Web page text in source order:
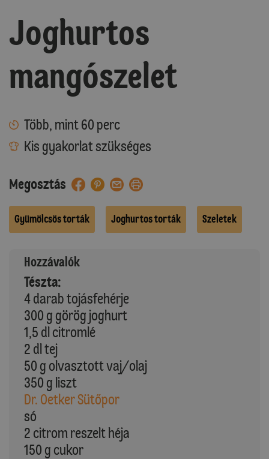
Joghurtos
mangószelet
Több, mint 60 perc
Kis gyakorlat szükséges
Megosztás
Gyümölcsös torták Joghurtos torták Szeletek
Hozzávalók
Tészta:
4 darab tojásfehérje
300 g görög joghurt
1,5 dl citromlé
2 dl tej
50 g olvasztott vaj/olaj
350 g liszt
Dr. Oetker Sütőpor
só
2 citrom reszelt héja
150 g cukor